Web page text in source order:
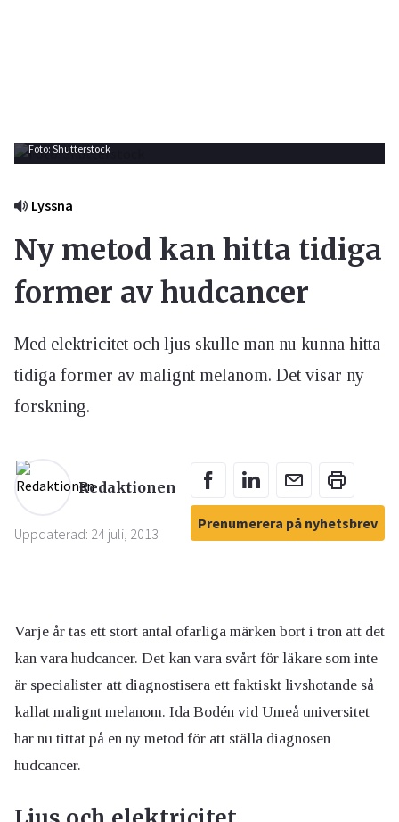
Foto: Shutterstock
Lyssna
Ny metod kan hitta tidiga
former av hudcancer
Med elektricitet och ljus skulle man nu kunna hitta
tidiga former av malignt melanom. Det visar ny
forskning.
Redaktionen
Uppdaterad: 24 juli, 2013
Prenumerera på nyhetsbrev
Varje år tas ett stort antal ofarliga märken bort i tron att det
kan vara hudcancer. Det kan vara svårt för läkare som inte
är specialister att diagnostisera ett faktiskt livshotande så
kallat malignt melanom. Ida Bodén vid Umeå universitet
har nu tittat på en ny metod för att ställa diagnosen
hudcancer.